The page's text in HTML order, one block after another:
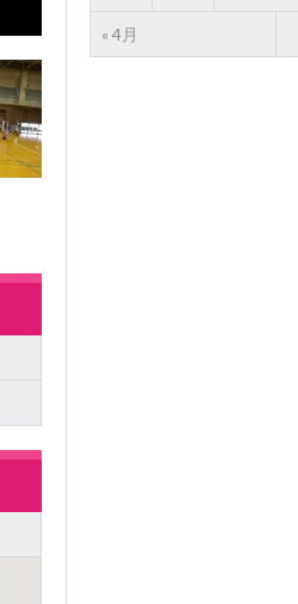
« 4月